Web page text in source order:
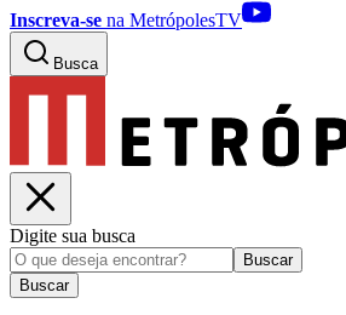
Inscreva-se na MetrópolesTV
Busca
Digite sua busca
Buscar
Buscar